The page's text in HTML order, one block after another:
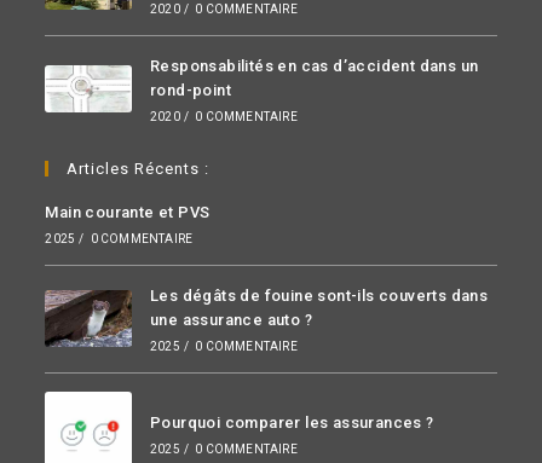
2020 / 0 COMMENTAIRE
Responsabilités en cas d’accident dans un
rond-point
2020 / 0 COMMENTAIRE
Articles Récents :
Main courante et PVS
2025 / 0 COMMENTAIRE
Les dégâts de fouine sont-ils couverts dans
une assurance auto ?
2025 / 0 COMMENTAIRE
Pourquoi comparer les assurances ?
2025 / 0 COMMENTAIRE